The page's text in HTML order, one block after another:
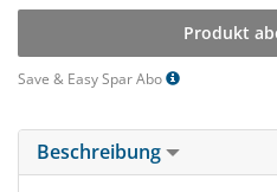
Produkt
Save & Easy Spar Abo
Beschreibung